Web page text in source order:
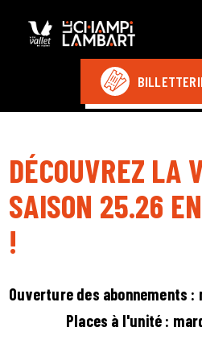
DÉCOUVREZ LA
SAISON 25.26
!
Ouverture des abonnements :
Places à l'unité :